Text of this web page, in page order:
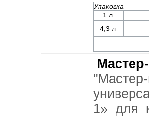
Упаковка
1 л
4,3 л
1» для